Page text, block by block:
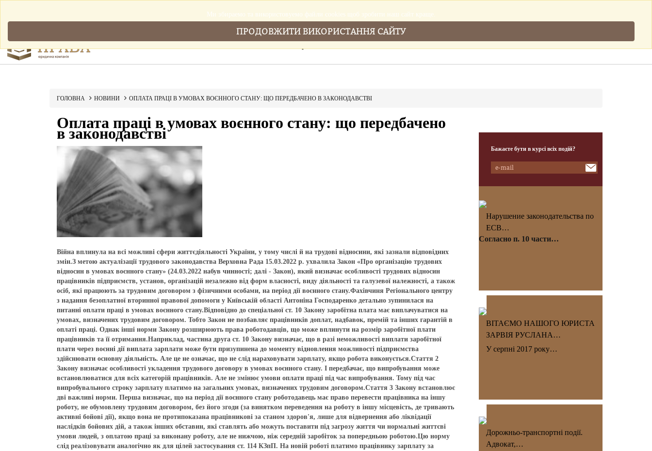
Головна Послуги Новини Cтатті Клієнти Наша Команда Контакти
ГОЛОВНА НОВИНИ ОПЛАТА ПРАЦІ В УМОВАХ ВОЄННОГО СТАНУ: ЩО ПЕРЕДБАЧЕНО В ЗАКОНОДАВСТВІ
Оплата праці в умовах воєнного стану: що передбачено
в законодавстві
Війна вплинула на всі можливі сфери життєдіяльності України, у тому числі й на трудові відносини, які зазнали відповідних
змін.З метою актуалізації трудового законодавства Верховна Рада 15.03.2022 р. ухвалила Закон «Про організацію трудових
відносин в умовах воєнного стану» (24.03.2022 набув чинності; далі - Закон), який визначає особливості трудових відносин
працівників підприємств, установ, організацій незалежно від форм власності, виду діяльності та галузевої належності, а також
осіб, які працюють за трудовим договором з фізичними особами, на період дії воєнного стану.Фахівчиня Регіонального центру
з надання безоплатної вторинної правової допомоги у Київській області Антоніна Господаренко детально зупинилася на
питанні оплати праці в умовах воєнного стану.Відповідно до спеціальної ст. 10 Закону заробітна плата має виплачуватися на
умовах, визначених трудовим договором. Тобто Закон не позбавляє працівників доплат, надбавок, премій та інших гарантій в
оплаті праці. Однак інші норми Закону розширюють права роботодавців, що може вплинути на розмір заробітної плати
працівників та її отримання.Наприклад, частина друга ст. 10 Закону визначає, що в разі неможливості виплати заробітної
плати через воєнні дії виплата зарплати може бути призупинена до моменту відновлення можливості підприємства
здійснювати основну діяльність. Але це не означає, що не слід нараховувати зарплату, якщо робота виконується.Стаття 2
Закону визначає особливості укладення трудового договору в умовах воєнного стану. І передбачає, що випробування може
встановлюватися для всіх категорій працівників. Але не змінює умови оплати праці під час випробування. Тому під час
випробувального строку зарплату платимо на загальних умовах, визначених трудовим договором.Стаття 3 Закону встановлює
дві важливі норми. Перша визначає, що на період дії воєнного стану роботодавець має право перевести працівника на іншу
роботу, не обумовлену трудовим договором, без його згоди (за винятком переведення на роботу в іншу місцевість, де тривають
активні бойові дії), якщо вона не протипоказана працівникові за станом здоров'я, лише для відвернення або ліквідації
наслідків бойових дій, а також інших обставин, які ставлять або можуть поставити під загрозу життя чи нормальні життєві
умови людей, з оплатою праці за виконану роботу, але не нижчою, ніж середній заробіток за попередньою роботою.Цю норму
слід реалізовувати аналогічно як для цілей застосування ст. 114 КЗпП. На новій роботі платимо працівнику зарплату за
Бажаєте бути в курсі всіх подій?
Нарушение законодательства по
ЕСВ…
Согласно п. 10 части…
ВІТАЄМО НАШОГО ЮРИСТА
ЗАРВІЯ РУСЛАНА…
У серпні 2017 року…
Дорожньо-транспортні події.
Адвокат,…
Ми збираемо та використовуемо файли cookies щоб зробити наш сайт краще.
ПРОДОВЖИТИ ВИКОРИСТАННЯ САЙТУ